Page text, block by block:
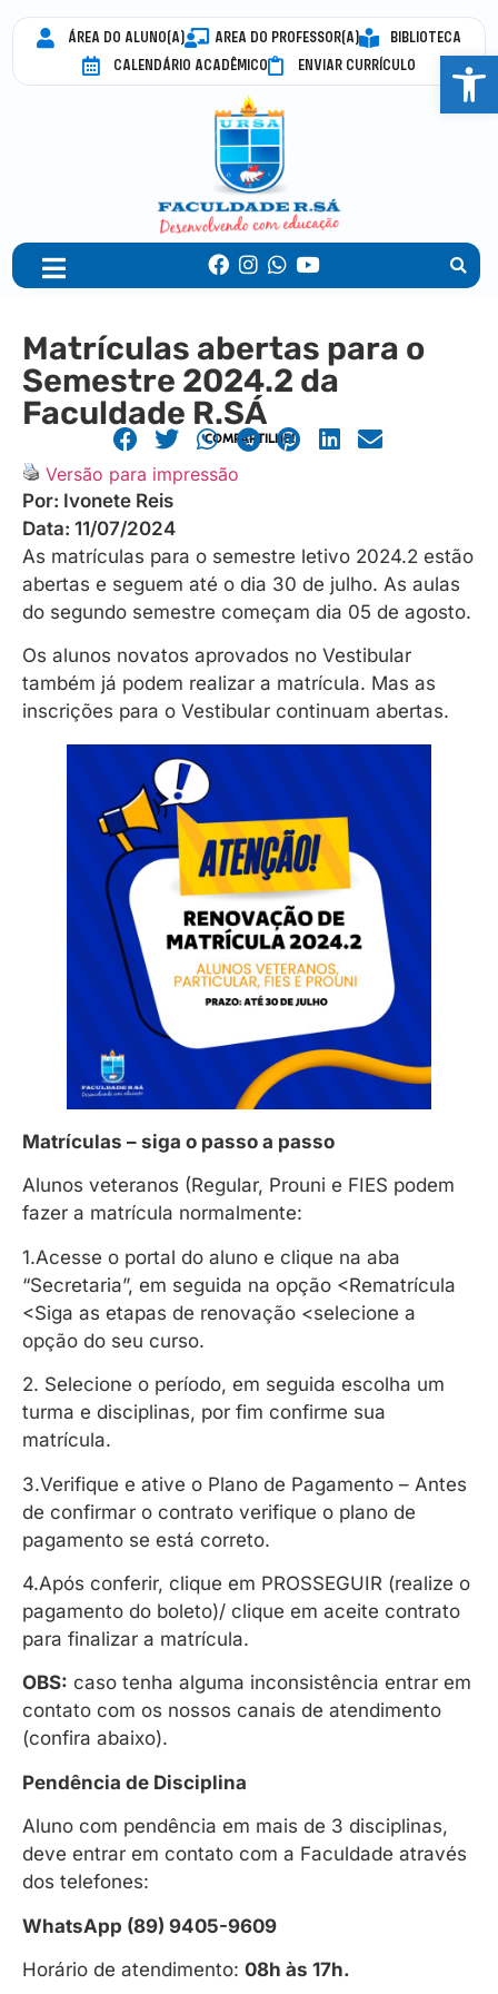
ÁREA DO ALUNO(A) AREA DO PROFESSOR(A)
BIBLIOTECA
CALENDÁRIO ACADÊMICO
ENVIAR CURRÍCULO
Matrículas abertas para o
Semestre 2024.2 da
Faculdade R.SÁ
COMPARTILHE!
Versão para impressão
Por: Ivonete Reis
Data: 11/07/2024
As matrículas para o semestre letivo 2024.2 estão
abertas e seguem até o dia 30 de julho. As aulas
do segundo semestre começam dia 05 de agosto.
Os alunos novatos aprovados no Vestibular
também já podem realizar a matrícula. Mas as
inscrições para o Vestibular continuam abertas.
Matrículas – siga o passo a passo
Alunos veteranos (Regular, Prouni e FIES podem
fazer a matrícula normalmente:
1.Acesse o portal do aluno e clique na aba
“Secretaria”, em seguida na opção <Rematrícula
<Siga as etapas de renovação <selecione a
opção do seu curso.
2. Selecione o período, em seguida escolha um
turma e disciplinas, por fim confirme sua
matrícula.
3.Verifique e ative o Plano de Pagamento – Antes
de confirmar o contrato verifique o plano de
pagamento se está correto.
4.Após conferir, clique em PROSSEGUIR (realize o
pagamento do boleto)/ clique em aceite contrato
para finalizar a matrícula.
OBS: caso tenha alguma inconsistência entrar em
contato com os nossos canais de atendimento
(confira abaixo).
Pendência de Disciplina
Aluno com pendência em mais de 3 disciplinas,
deve entrar em contato com a Faculdade através
dos telefones:
WhatsApp (89) 9405-9609
Horário de atendimento: 08h às 17h.
Abrir